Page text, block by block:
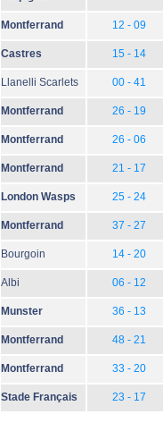
Montferrand 12 - 09
Castres 15 - 14
Llanelli Scarlets 00 - 41
Montferrand 26 - 19
Montferrand 26 - 06
Montferrand 21 - 17
London Wasps 25 - 24
Montferrand 37 - 27
Bourgoin 14 - 20
Albi 06 - 12
Munster 36 - 13
Montferrand 48 - 21
Montferrand 33 - 20
Stade Français 23 - 17